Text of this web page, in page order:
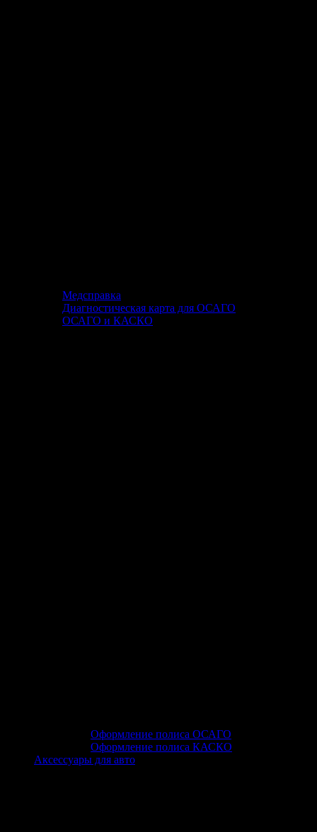
Медсправка
Диагностическая карта для ОСАГО
ОСАГО и КАСКО
Оформление полиса ОСАГО
Оформление полиса КАСКО
Аксессуары для авто